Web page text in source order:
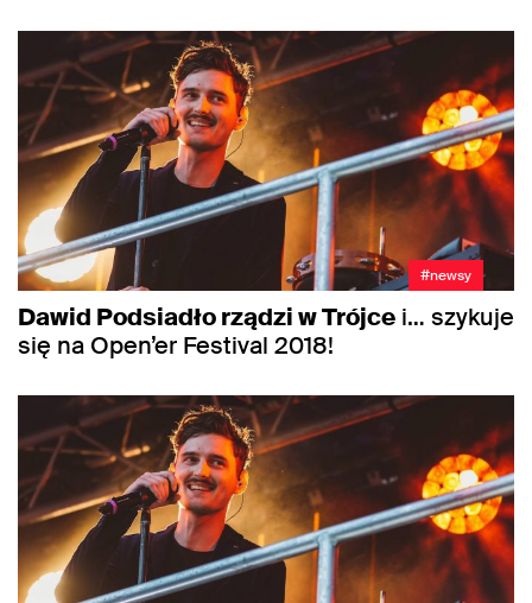
#newsy
Dawid Podsiadło rządzi w Trójce i… szykuje
się na Open’er Festival 2018!